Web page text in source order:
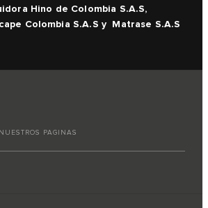
Hino de Colombia S.A.S,
Colombia S.A.S y Matrase S.A.S